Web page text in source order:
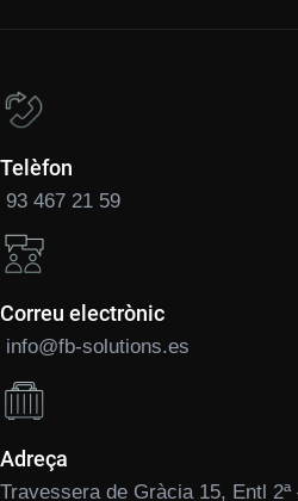
Telèfon
93 467 21 59
Correu electrònic
info@fb-solutions.es
Adreça
Travessera de Gràcia 15, Entl 2ª